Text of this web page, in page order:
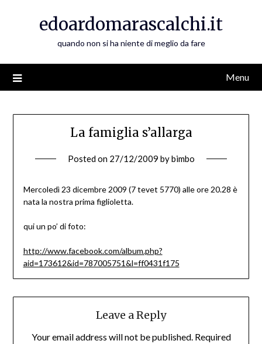
edoardomarascalchi.it
quando non si ha niente di meglio da fare
Menu
La famiglia s’allarga
Posted on 27/12/2009 bybimbo
Mercoledì 23 dicembre 2009 (7 tevet 5770) alle ore 20.28 è
nata la nostra prima figlioletta.
qui un po’ di foto:
http://www.facebook.com/album.php?
aid=173612&id=787005751&l=ff0431f175
Leave a Reply
Your email address will not be published. Required